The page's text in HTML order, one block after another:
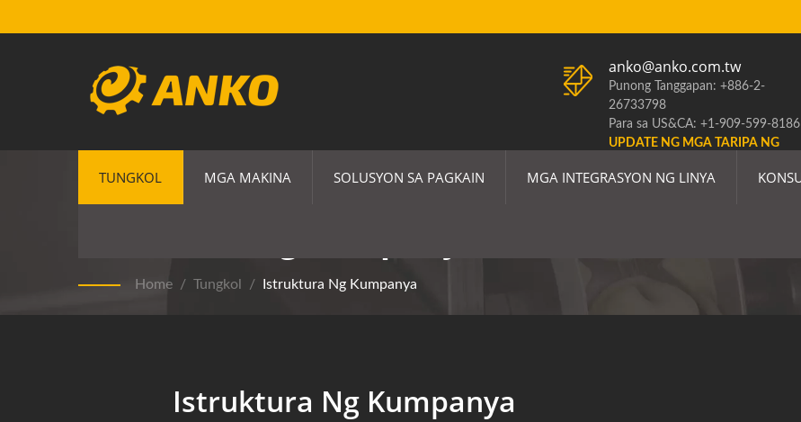
anko@anko.com.tw
Punong Tanggapan: +886-2-
26733798
Para sa US&CA: +1-909-599-8186
UPDATE NG MGA TARIPA NG
TUNGKOL MGA MAKINA SOLUSYON SA PAGKAIN MGA INTEGRASYON NG LINYA
Home / Tungkol / Istruktura Ng Kumpanya
Istruktura Ng Kumpanya